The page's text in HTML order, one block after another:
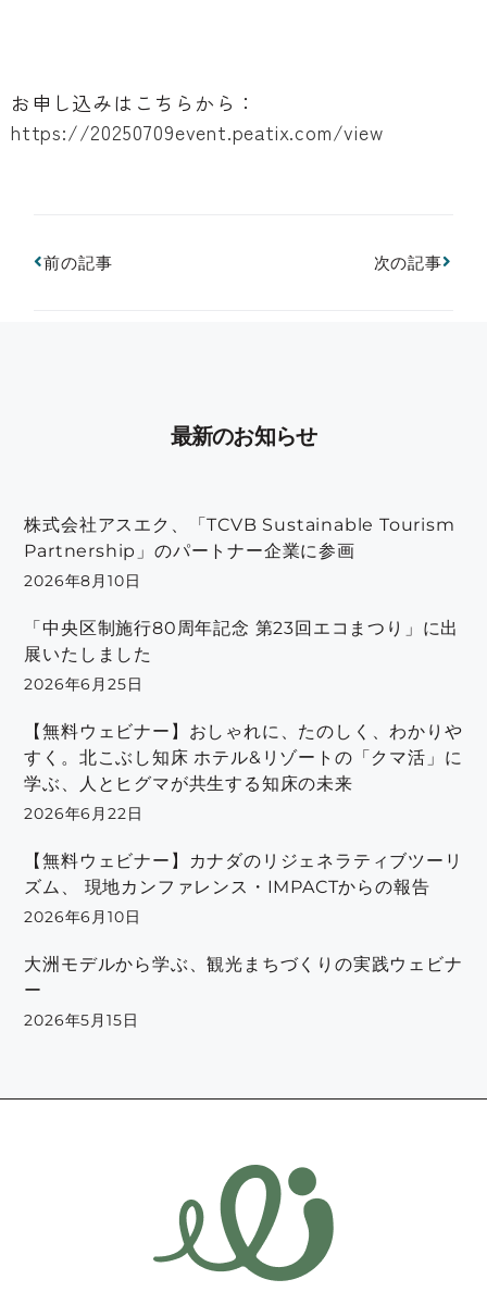
お申し込みはこちらから：
https://20250709event.peatix.com/view
前の記事 次の記事
最新のお知らせ
株式会社アスエク、「TCVB Sustainable Tourism
Partnership」のパートナー企業に参画
2026年8月10日
「中央区制施行80周年記念 第23回エコまつり」に出
展いたしました
2026年6月25日
【無料ウェビナー】おしゃれに、たのしく、わかりや
すく。北こぶし知床 ホテル&リゾートの「クマ活」に
学ぶ、人とヒグマが共生する知床の未来
2026年6月22日
【無料ウェビナー】カナダのリジェネラティブツーリ
ズム、 現地カンファレンス・IMPACTからの報告
2026年6月10日
大洲モデルから学ぶ、観光まちづくりの実践ウェビナ
ー
2026年5月15日